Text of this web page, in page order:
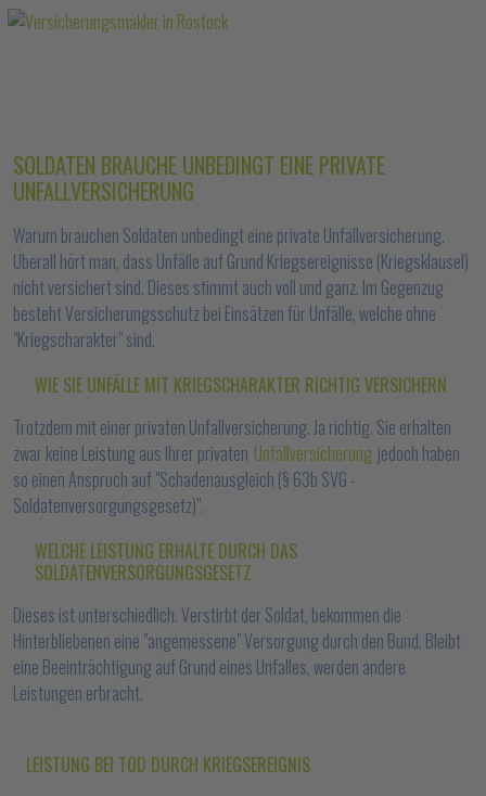
SOLDATEN BRAUCHE UNBEDINGT EINE PRIVATE
UNFALLVERSICHERUNG
Warum brauchen Soldaten unbedingt eine private Unfallversicherung.
Überall hört man, dass Unfälle auf Grund Kriegsereignisse (Kriegsklausel)
nicht versichert sind. Dieses stimmt auch voll und ganz. Im Gegenzug
besteht Versicherungsschutz bei Einsätzen für Unfälle, welche ohne
"Kriegscharakter" sind.
WIE SIE UNFÄLLE MIT KRIEGSCHARAKTER RICHTIG VERSICHERN
Trotzdem mit einer privaten Unfallversicherung. Ja richtig. Sie erhalten
zwar keine Leistung aus Ihrer privaten Unfallversicherung jedoch haben
so einen Anspruch auf "Schadenausgleich (§ 63b SVG -
Soldatenversorgungsgesetz)".
WELCHE LEISTUNG ERHALTE DURCH DAS
SOLDATENVERSORGUNGSGESETZ
Dieses ist unterschiedlich. Verstirbt der Soldat, bekommen die
Hinterbliebenen eine "angemessene" Versorgung durch den Bund. Bleibt
eine Beeinträchtigung auf Grund eines Unfalles, werden andere
Leistungen erbracht.
LEISTUNG BEI TOD DURCH KRIEGSEREIGNIS